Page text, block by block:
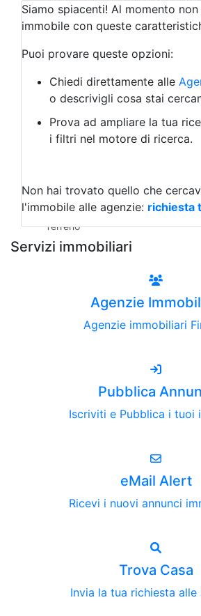
Qualsiasi
Attività/Licenza Commerciale
Azienda Agricola
Bar/Ristorante
Albergo
Laboratorio Artigianale
Negozio/locale commerciale
Agriturismo
Magazzini
Qualsiasi
Terreno edificabile
Terreno
Siamo spiacenti! Al momento
immobile con queste
Puoi provare queste opzioni:
Chiedi direttamente alle
o descrivigli cosa stai
Prova ad ampliare la tua
i filtri nel motore di ricerca.
Non hai trovato quello che
l'immobile alle agenzie: richiesta
Servizi immobiliari
Agenzie
Agenzie immobiliari
Pubblica
Iscriviti e Pubblica i tuoi
eMail Alert
Ricevi i nuovi annunci
Trova Casa
Invia la tua richiesta alle